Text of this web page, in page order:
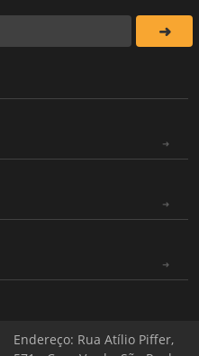
Endereço: Rua Atílio Piffer,